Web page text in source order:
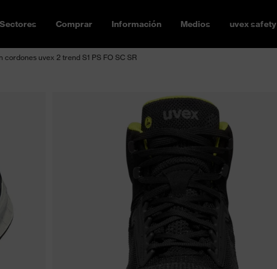
Sectores Comprar Información Medios uvex safety
cordones uvex 2 trend S1 PS FO SC SR